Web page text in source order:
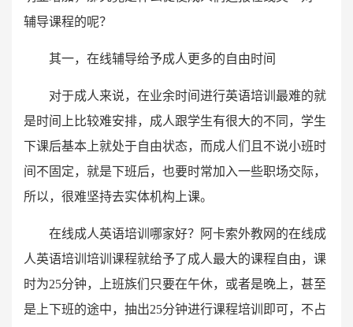
辅导课程的呢？
其一，在线辅导给予成人更多的自由时间
对于成人来说，在业余时间进行英语培训最难的就
是时间上比较难安排，成人跟学生有很大的不同，学生
下课后基本上就处于自由状态，而成人们且不说小班时
间不固定，就是下班后，也要时常加入一些职场交际，
所以，很难坚持去实体机构上课。
在线成人英语培训哪家好？阿卡索外教网的在线成
人英语培训培训课程就给予了成人最大的课程自由，课
时为25分钟，上班族们只要在午休，或者是晚上，甚至
是上下班的途中，抽出25分钟进行课程培训即可，不占